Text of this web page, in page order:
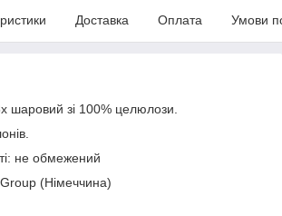
Доставка Оплата Умови
шаровий зі 100% целюлози.
не обмежений
(Німеччина)